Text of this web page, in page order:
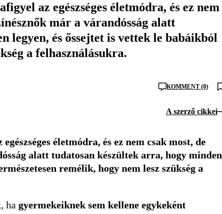
az egészséges életmódra, és ez nem
már a várandósság alatt
legyen, és őssejtet is vettek le babáikból
a felhasználásukra.
KOMMENT (0)
A szerző cikkei
életmódra, és ez nem csak most, de
alatt tudatosan készültek arra, hogy minden
remélik, hogy nem lesz szükség a
ha gyermekeiknek sem kellene egykeként